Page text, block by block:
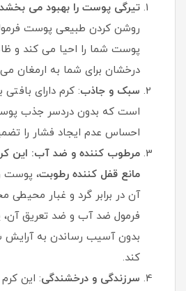
تیرگی پوست را بهبود می بخشد
روشن کردن طبیعی پوست
پوست شما را احیا می کند و
درخشان برای شما به ارمغان می
سبک و جاذب: کرم دارای
است که بدون دردسر جذب
احساس عدم ایجاد فشار را
مرطوب کننده و ضد آب: این
مانع قفل کننده رطوبت، پوست
آن در برابر گرد و غبار
فرمول ضد آب و ضد تعریق آن،
بدون آسیب رساندن به
کند.
سرزندگی و درخشندگی: این